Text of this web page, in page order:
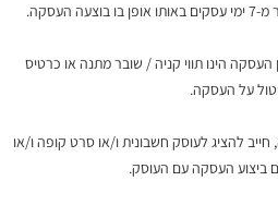
העסקה.
הינו תווי קניה / שובר מתנה או כרטיס
על העסקה.
להציג לעוסק חשבונית ו/או סרט קופה ו/או
ביצוע העסקה עם העוסק.